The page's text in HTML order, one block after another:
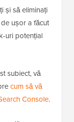
și să eliminați
ușor a făcut
uri potențial
subiect, vă
cum să vă
Console.